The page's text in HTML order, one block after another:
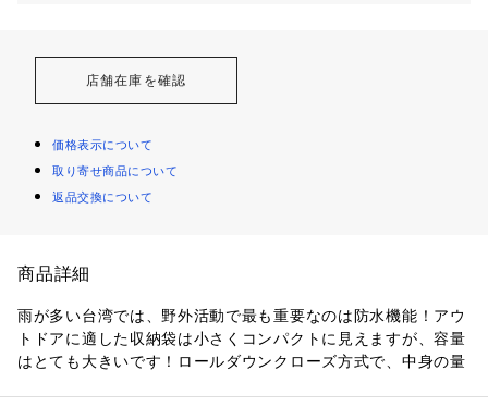
店舗在庫を確認
価格表示について
取り寄せ商品について
返品交換について
商品詳細
雨が多い台湾では、野外活動で最も重要なのは防水機能！アウ
トドアに適した収納袋は小さくコンパクトに見えますが、容量
はとても大きいです！ロールダウンクローズ方式で、中身の量